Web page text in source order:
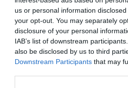
us or personal information
your opt-out. You may separately
disclosure of your personal
IAB’s list of downstream
also be disclosed by us to third
Downstream Participants that may
[onionbuzz quizid=359][/onionbuzz]
Ha érdekelnek további kvízekitt
csatlakozhatszFacebookcsoportunkhoz